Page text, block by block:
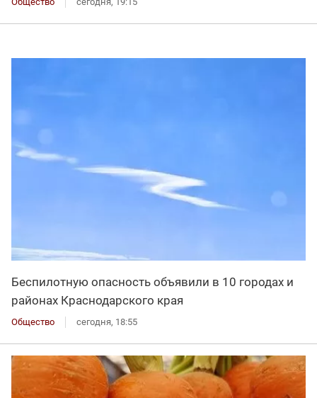
Беспилотную опасность объявили в 10 городах и
районах Краснодарского края
Общество сегодня, 18:55